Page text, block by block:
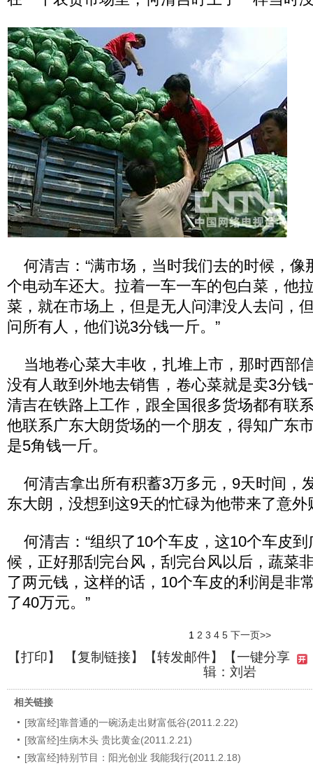
何清吉：“满市场，当时我们去的时候，像
个电动车还大。拉着一车一车的包白菜，他
菜，就在市场上，但是无人问津没人去问，
问所有人，他们说3分钱一斤。”
当地卷心菜大丰收，扎堆上市，那时西部
没有人敢到外地去销售，卷心菜就是卖3分
清吉在铁路上工作，跟全国很多货场都有联
他联系广东大朗货场的一个朋友，得知广东
是5角钱一斤。
何清吉拿出所有积蓄3万多元，9天时间，
东大朗，没想到这9天的忙碌为他带来了意外
何清吉：“组织了10个车皮，这10个车皮到
候，正好那刮完台风，刮完台风以后，蔬菜
了两元钱，这样的话，10个车皮的利润是非
了40万元。”
1 2 3 4 5 下一页>>
【打印】 【复制链接】【转发邮件】
【一键分享
辑：刘岩
相关链接
[致富经]靠普通的一碗汤走出财富低谷(2011.2.22)
[致富经]生病木头 贵比黄金(2011.2.21)
[致富经]特别节目：阳光创业 我能我行(2011.2.18)